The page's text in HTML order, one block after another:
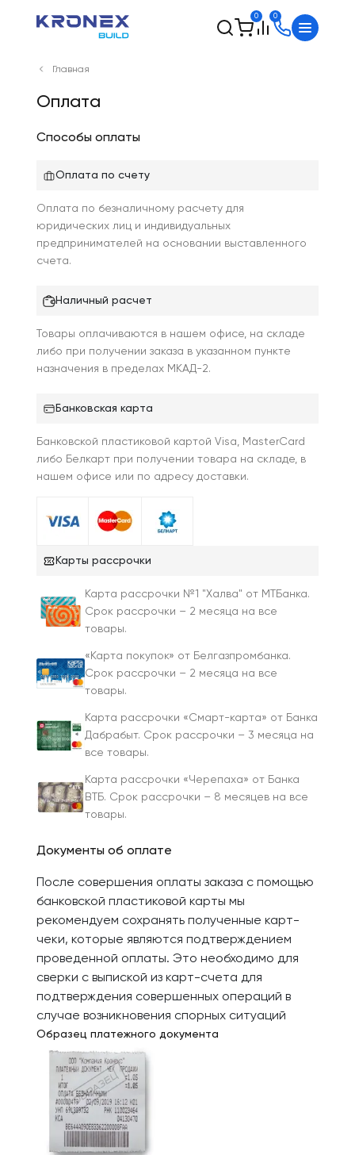
0 0
Главная
Оплата
Способы оплаты
Оплата по счету
Оплата по безналичному расчету для
юридических лиц и индивидуальных
предпринимателей на основании выставленного
счета.
Наличный расчет
Товары оплачиваются в нашем офисе, на складе
либо при получении заказа в указанном пункте
назначения в пределах МКАД-2.
Банковская карта
Банковской пластиковой картой Visa, MasterCard
либо Белкарт при получении товара на складе, в
нашем офисе или по адресу доставки.
Карты рассрочки
Карта рассрочки №1 "Халва" от МТБанка.
Срок рассрочки – 2 месяца на все
товары.
«Карта покупок» от Белгазпромбанка.
Срок рассрочки – 2 месяца на все
товары.
Карта рассрочки «Смарт-карта» от Банка
Дабрабыт. Срок рассрочки – 3 месяца на
все товары.
Карта рассрочки «Черепаха» от Банка
ВТБ. Срок рассрочки – 8 месяцев на все
товары.
Документы об оплате
После совершения оплаты заказа с помощью
банковской пластиковой карты мы
рекомендуем сохранять полученные карт-
чеки, которые являются подтверждением
проведенной оплаты. Это необходимо для
сверки с выпиской из карт-счета для
подтверждения совершенных операций в
случае возникновения спорных ситуаций
Образец платежного документа